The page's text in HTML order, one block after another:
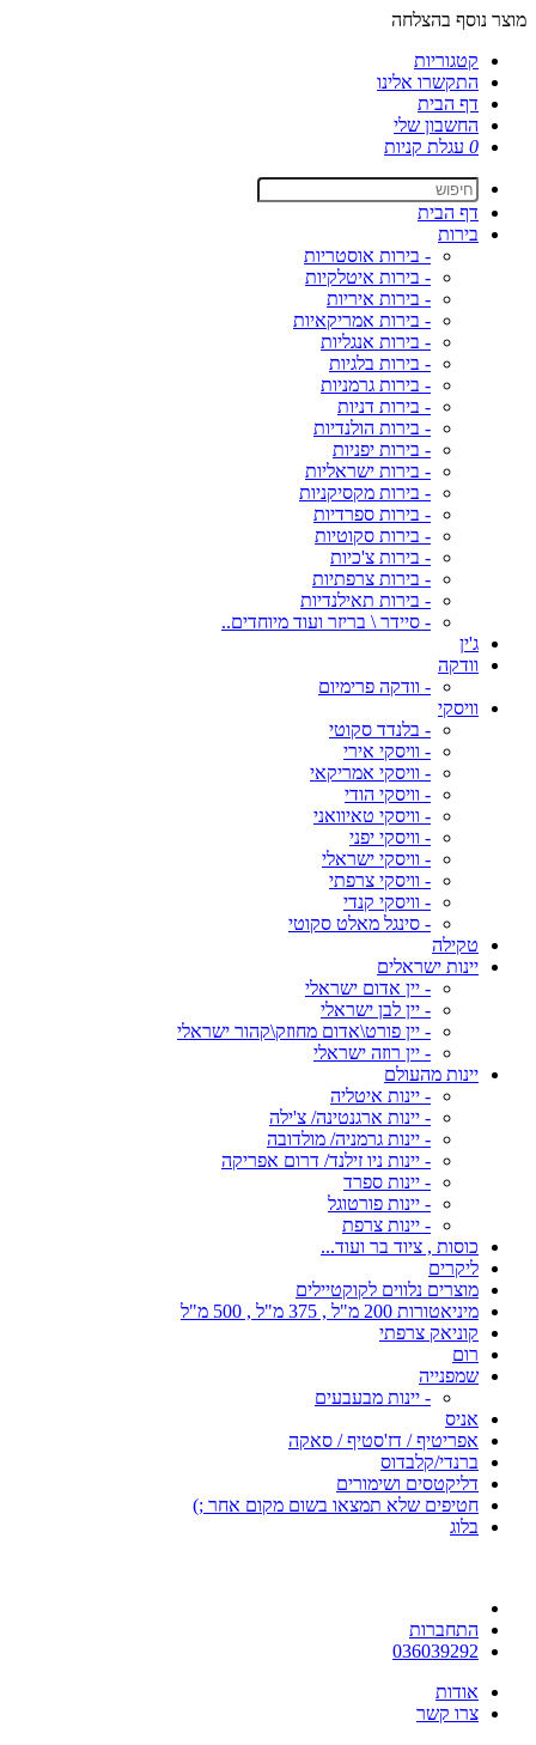
מוצר נוסף בהצלחה
קטגוריות
התקשרו אלינו
דף הבית
החשבון שלי
0 עגלת קניות
דף הבית
בירות
- בירות אוסטריות
- בירות איטלקיות
- בירות איריות
- בירות אמריקאיות
- בירות אנגליות
- בירות בלגיות
- בירות גרמניות
- בירות דניות
- בירות הולנדיות
- בירות יפניות
- בירות ישראליות
- בירות מקסיקניות
- בירות ספרדיות
- בירות סקוטיות
- בירות צ'כיות
- בירות צרפתיות
- בירות תאילנדיות
- סיידר \ בריזר ועוד מיוחדים..
ג'ין
וודקה
- וודקה פרימיום
וויסקי
- בלנדד סקוטי
- וויסקי אירי
- וויסקי אמריקאי
- וויסקי הודי
- וויסקי טאיוואני
- וויסקי יפני
- וויסקי ישראלי
- וויסקי צרפתי
- וויסקי קנדי
- סינגל מאלט סקוטי
טקילה
יינות ישראלים
- יין אדום ישראלי
- יין לבן ישראלי
- יין פורט\אדום מחוזק\קהור ישראלי
- יין רוזה ישראלי
יינות מהעולם
- יינות איטליה
- יינות ארגנטינה/ צ'ילה
- יינות גרמניה/ מולדובה
- יינות ניו זילנד/ דרום אפריקה
- יינות ספרד
- יינות פורטוגל
- יינות צרפת
כוסות , ציוד בר ועוד...
ליקרים
מוצרים נלווים לקוקטיילים
מיניאטורות 200 מ"ל , 375 מ"ל , 500 מ"ל
קוניאק צרפתי
רום
שמפנייה
- יינות מבעבעים
אניס
אפריטיף / דז'סטיף / סאקה
ברנדי/קלבדוס
דליקטסים ושימורים
חטיפים שלא תמצאו בשום מקום אחר ;)
בלוג
התחברות
036039292
אודות
צרו קשר